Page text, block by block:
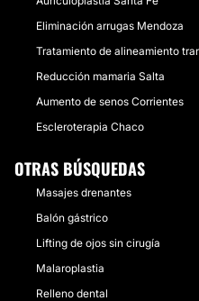
Eliminación arrugas Mendoza
Tratamiento de alineamiento
Reducción mamaria Salta
Aumento de senos Corrientes
Escleroterapia Chaco
OTRAS BÚSQUEDAS
Masajes drenantes
Balón gástrico
Lifting de ojos sin cirugía
Malaroplastia
Relleno dental